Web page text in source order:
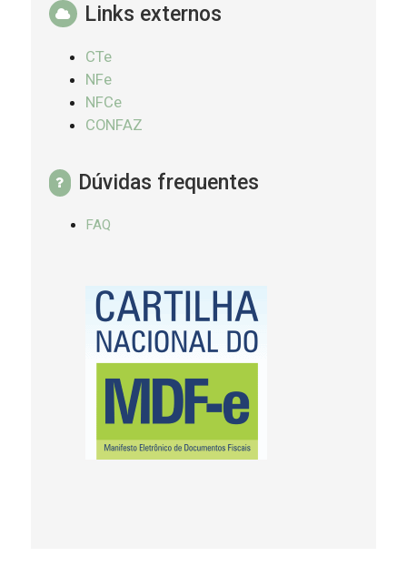
Links externos
CTe
NFe
NFCe
CONFAZ
Dúvidas frequentes
FAQ